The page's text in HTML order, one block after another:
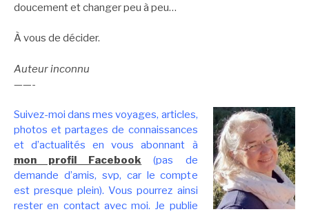
doucement et changer peu à peu…
À vous de décider.
Auteur inconnu
——-
Suivez-moi dans mes voyages, articles,
photos et partages de connaissances
et d’actualités en vous abonnant à
mon profil Facebook (pas de
demande d’amis, svp, car le compte
est presque plein). Vous pourrez ainsi
rester en contact avec moi. Je publie